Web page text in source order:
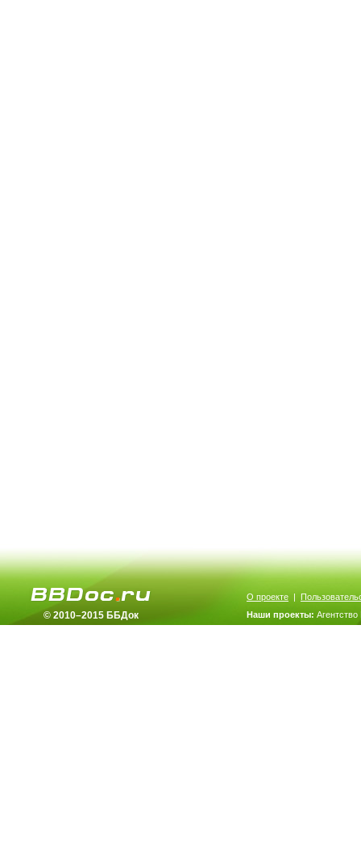
© 2010–2015 ББДок
О проекте |
Наши проекты: